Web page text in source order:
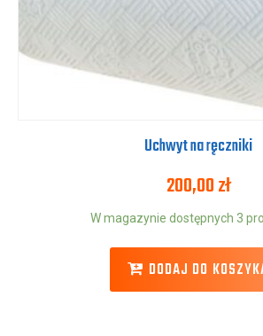
Uchwyt na ręczniki
200,00zł
W magazynie dostępnych 3
DODAJ DO